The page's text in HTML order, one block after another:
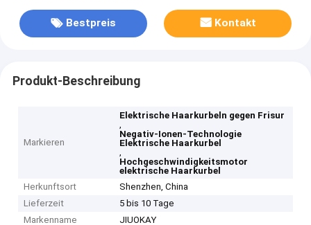
Bestpreis Kontakt
Produkt-Beschreibung
Markieren
Elektrische Haarkurbeln gegen Frisur
,
Negativ-Ionen-Technologie
Elektrische Haarkurbel
,
Hochgeschwindigkeitsmotor
elektrische Haarkurbel
Herkunftsort
Shenzhen, China
Lieferzeit
5 bis 10 Tage
Markenname
JIUOKAY